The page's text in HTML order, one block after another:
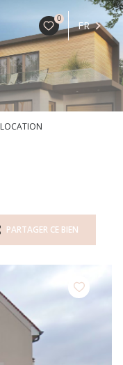
0
FR
LOCATION
PARTAGER CE BIEN